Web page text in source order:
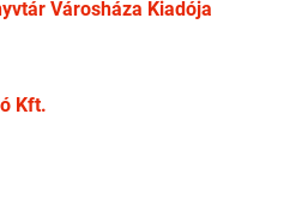
Városháza Kiadója
Kft.